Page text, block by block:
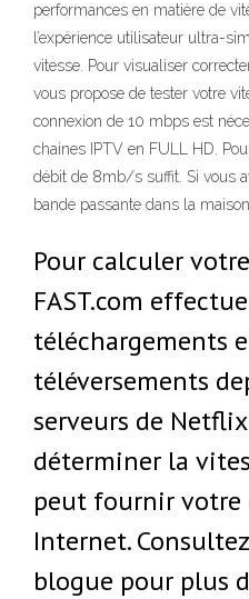
performances en matière de
l’expérience utilisateur ultra-
vitesse. Pour visualiser
vous propose de tester votre
connexion de 10 mbps est
chaines IPTV en FULL HD.
débit de 8mb/s suffit. Si vous
bande passante dans la maison
Pour calculer
FAST.com
téléchargements
téléversements
serveurs de
déterminer la
peut fournir votre
Internet.
blogue pour plus